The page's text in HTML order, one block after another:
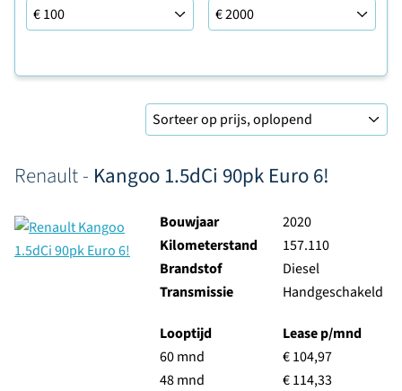
Leaseprijs tot
Renault - Kangoo 1.5dCi 90pk Euro 6!
Bouwjaar
2020
Kilometerstand
157.110
Brandstof
Diesel
Transmissie
Handgeschakeld
Looptijd
60 mnd
48 mnd
Lease p/mnd
€ 104,97
€ 114,33